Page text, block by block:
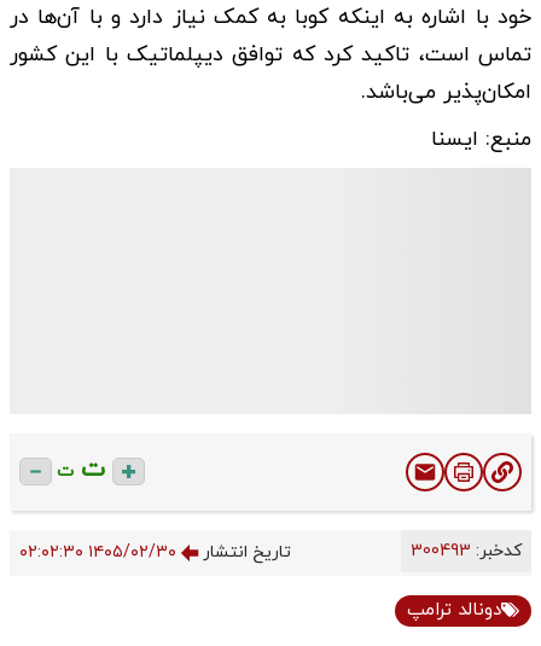
خود با اشاره به اینکه کوبا به کمک نیاز دارد و با آن‌ها در
تماس است، تاکید کرد که توافق دیپلماتیک با این کشور
امکان‌پذیر می‌باشد.
منبع: ایسنا
ت ت
کدخبر: تاریخ انتشار ۱۴۰۵/۰۲/۳۰ ۰۲:۰۲:۳۰
دونالد ترامپ